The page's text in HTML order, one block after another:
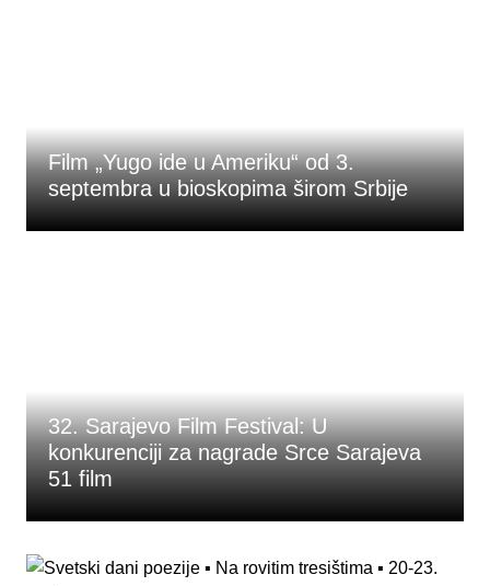
Film „Yugo ide u Ameriku“ od 3.
septembra u bioskopima širom Srbije
32. Sarajevo Film Festival: U
konkurenciji za nagrade Srce Sarajeva
51 film